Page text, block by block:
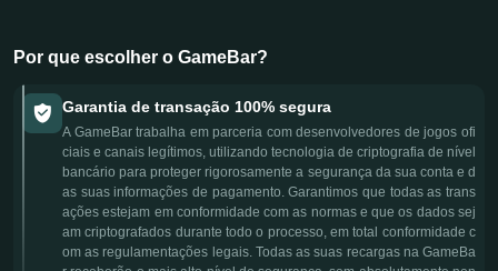
Por que escolher o GameBar?
Garantia de transação 100% segura
A GameBar trabalha em parceria com desenvolvedores de jogos ofi
ciais e canais legítimos, utilizando tecnologia de criptografia de nível
bancário para proteger rigorosamente a segurança da sua conta e d
as suas informações de pagamento. Garantimos que todas as trans
ações estejam em conformidade com as normas e que os dados sej
am criptografados durante todo o processo, em total conformidade c
om as regulamentações legais. Todas as suas recargas na GameBa